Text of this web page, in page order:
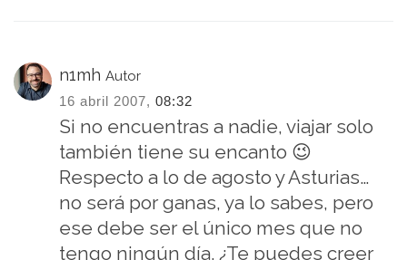
n1mh Autor
16 abril 2007, 08:32
Si no encuentras a nadie, viajar solo
también tiene su encanto 😉
Respecto a lo de agosto y Asturias…
no será por ganas, ya lo sabes, pero
ese debe ser el único mes que no
tengo ningún día. ¿Te puedes creer